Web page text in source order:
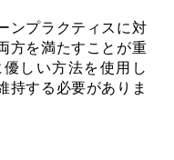
ンプラクティスに対
方を満たすことが重
しい方法を使用し
持する必要がありま